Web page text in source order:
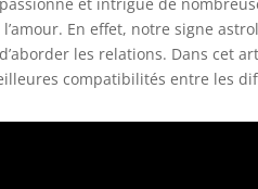
En effet, notre signe
les relations. Dans cet
compatibilités entre les